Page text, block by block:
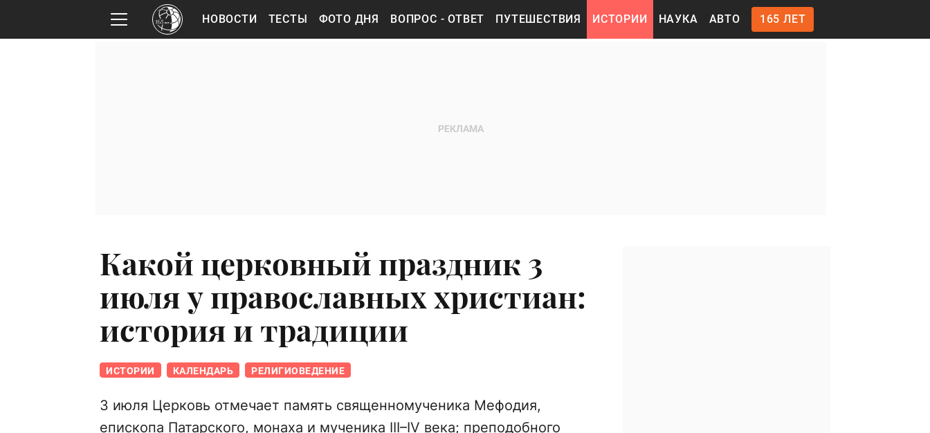
НОВОСТИ ТЕСТЫ ФОТО ДНЯ ВОПРОС - ОТВЕТ ПУТЕШЕСТВИЯ ИСТОРИИ НАУКА АВТО 165 ЛЕТ
Какой церковный праздник 3
июля у православных христиан:
история и традиции
ИСТОРИИ КАЛЕНДАРЬ РЕЛИГИОВЕДЕНИЕ
3 июля Церковь отмечает память священномученика Мефодия,
епископа Патарского, монаха и мученика III–IV века; преподобного